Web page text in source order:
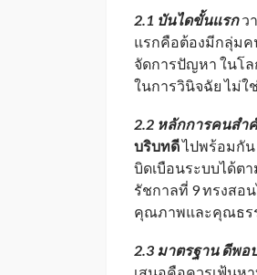
2.1 บันไดขั้นแรกว
แรกคือต้องมีกลุ่ม
จัดการปัญหา ในโ
ในการวินิจฉัย ไม่ใ
2.2 หลักการคนสำ
บริบทดีไปพร้อมกั
บิดเบือนระบบได้ต
รัชกาลที่ 9 ทรงสอ
คุณภาพและคุณธร
2.3 มาตรฐาน ดีพอ